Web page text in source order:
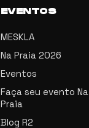
EVENTOS
MESKLA
Na Praia 2026
Eventos
Faça seu evento Na
Praia
Blog R2